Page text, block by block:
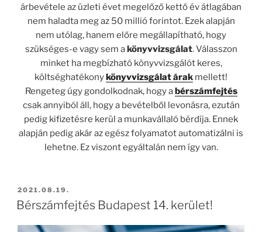
árbevétele az üzleti évet megelőző kettő év átlagában
nem haladta meg az 50 millió forintot. Ezek alapján
nem utólag, hanem előre megállapítható, hogy
szükséges-e vagy sem akönyvvizsgálat. Válasszon
minket ha megbízható könyvvizsgálót keres,
költséghatékonykönyvvizsgálat árak mellett!
Rengeteg úgy gondolkodnak, hogy abérszámfejtés
csak annyiból áll, hogy a bevételből levonásra, ezután
pedig kifizetésre kerül a munkavállaló bérdíja. Ennek
alapján pedig akár az egész folyamatot automatizálni is
lehetne. Ez viszont egyáltalán nem így van.
BEKÜLDVE:
2021.08.19.
Bérszámfejtés Budapest 14. kerület!